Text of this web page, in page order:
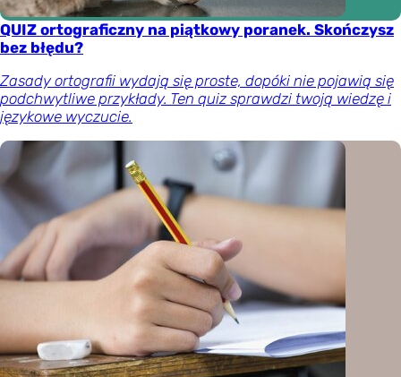
QUIZ ortograficzny na piątkowy poranek. Skończysz
bez błędu?
Zasady ortografii wydają się proste, dopóki nie pojawią się
podchwytliwe przykłady. Ten quiz sprawdzi twoją wiedzę i
językowe wyczucie.